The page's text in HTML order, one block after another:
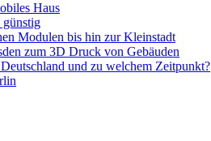
Haus
günstig
Modulen bis hin zur Kleinstadt
zum 3D Druck von Gebäuden
und zu welchem Zeitpunkt?